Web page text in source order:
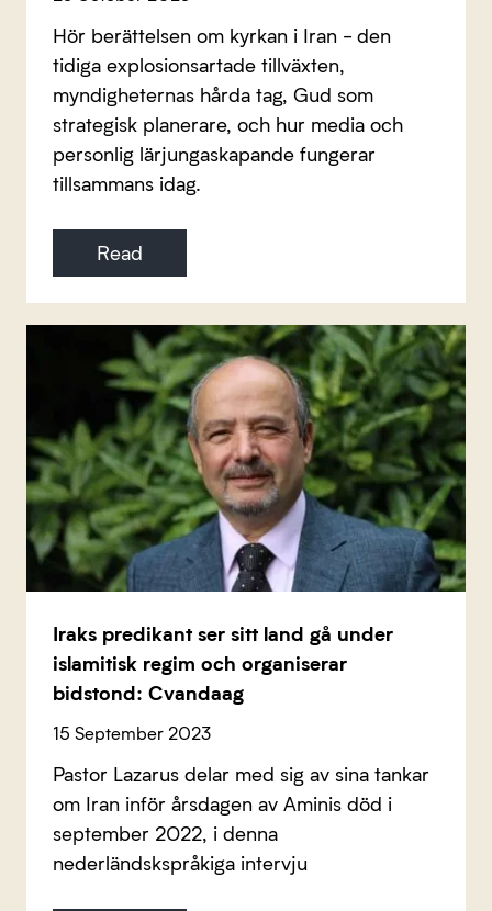
Hör berättelsen om kyrkan i Iran - den
tidiga explosionsartade tillväxten,
myndigheternas hårda tag, Gud som
strategisk planerare, och hur media och
personlig lärjungaskapande fungerar
tillsammans idag.
Read
Iraks predikant ser sitt land gå under
islamitisk regim och organiserar
bidstond: Cvandaag
15 September 2023
Pastor Lazarus delar med sig av sina tankar
om Iran inför årsdagen av Aminis död i
september 2022, i denna
nederländskspråkiga intervju